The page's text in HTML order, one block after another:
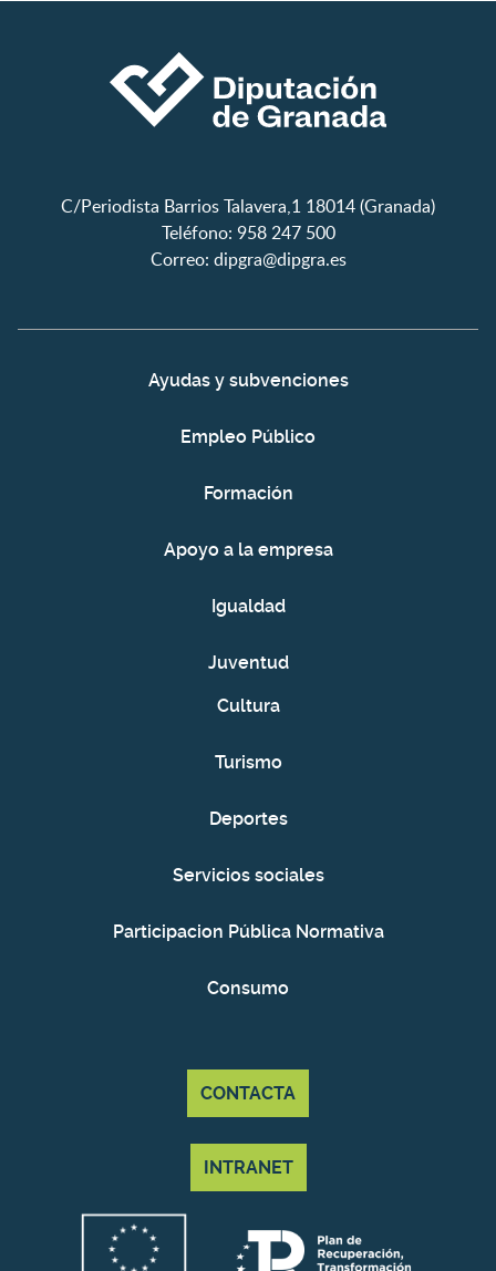
C/Periodista Barrios Talavera,1 18014 (Granada)
Teléfono: 958 247 500
Correo: dipgra@dipgra.es
Ayudas y subvenciones
Empleo Público
Formación
Apoyo a la empresa
Igualdad
Juventud
Cultura
Turismo
Deportes
Servicios sociales
Participacion Pública Normativa
Consumo
CONTACTA
INTRANET